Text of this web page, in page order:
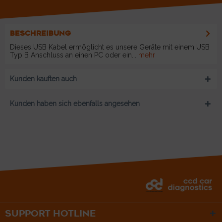
BESCHREIBUNG
Dieses USB Kabel ermöglicht es unsere Geräte mit einem USB
Typ B Anschluss an einen PC oder ein...
mehr
Kunden kauften auch
Kunden haben sich ebenfalls angesehen
SUPPORT HOTLINE